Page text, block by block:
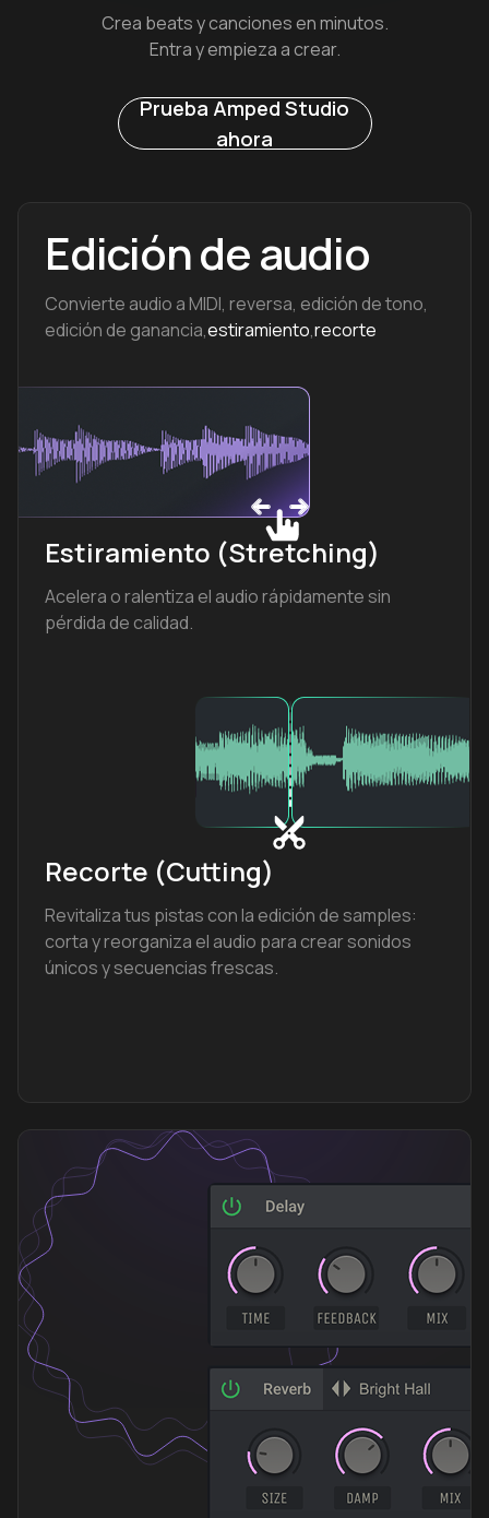
Crea beats y canciones en minutos.
Entra y empieza a crear.
Prueba Amped Studio
ahora
Edición de audio
Convierte audio a MIDI, reversa, edición de tono,
edición de ganancia,estiramiento,recorte
Estiramiento (Stretching)
Acelera o ralentiza el audio rápidamente sin
pérdida de calidad.
Recorte (Cutting)
Revitaliza tus pistas con la edición de samples:
corta y reorganiza el audio para crear sonidos
únicos y secuencias frescas.